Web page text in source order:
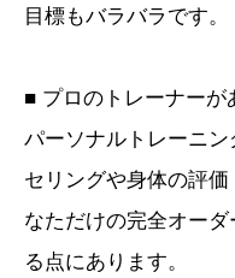
目標もバラバラです。
■ プロのトレーナーが
パーソナルトレーニ
セリングや身体の評
なただけの完全オー
る点にあります。